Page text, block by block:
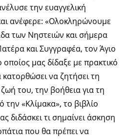
την ευαγγελική
ανέφερε: «Ολοκληρώνουμε
των Νηστειών και σήμερα
και Συγγραφέα, τον Άγιο
μας δίδαξε με πρακτικό
να ζητήσει τη
του, την βοήθεια για τη
«Κλίμακα», το βιβλίο
διδάσκει τι σημαίνει άσκηση
που θα πρέπει να